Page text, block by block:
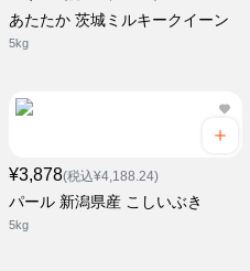
あたたか 茨城ミルキークイーン
5kg
¥3,878(税込¥4,188.24)
パール 新潟県産 こしいぶき
5kg